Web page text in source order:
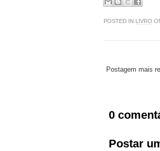
POSTED IN LIVRO
Postagem mais
0
Postar